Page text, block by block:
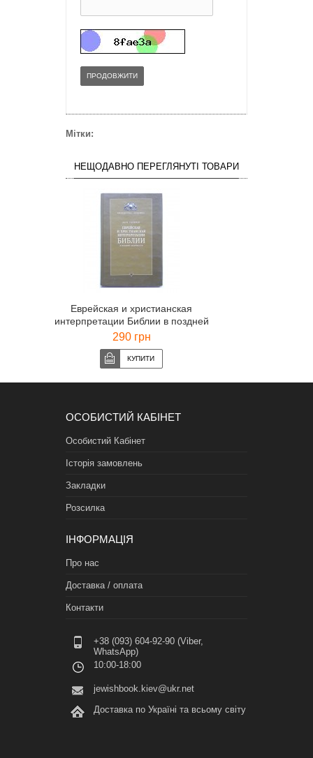
ПРОДОВЖИТИ
Мітки:
НЕЩОДАВНО ПЕРЕГЛЯНУТІ ТОВАРИ
Еврейская и христианская
интерпретации Библии в поздней
античности
290 грн
ОСОБИСТИЙ КАБІНЕТ
Особистий Кабінет
Історія замовлень
Закладки
Розсилка
ІНФОРМАЦІЯ
Про нас
Доставка / оплата
Контакти
+38 (093) 604-92-90 (Viber,
WhatsApp)
10:00-18:00
jewishbook.kiev@ukr.net
Доставка по Україні та всьому світу